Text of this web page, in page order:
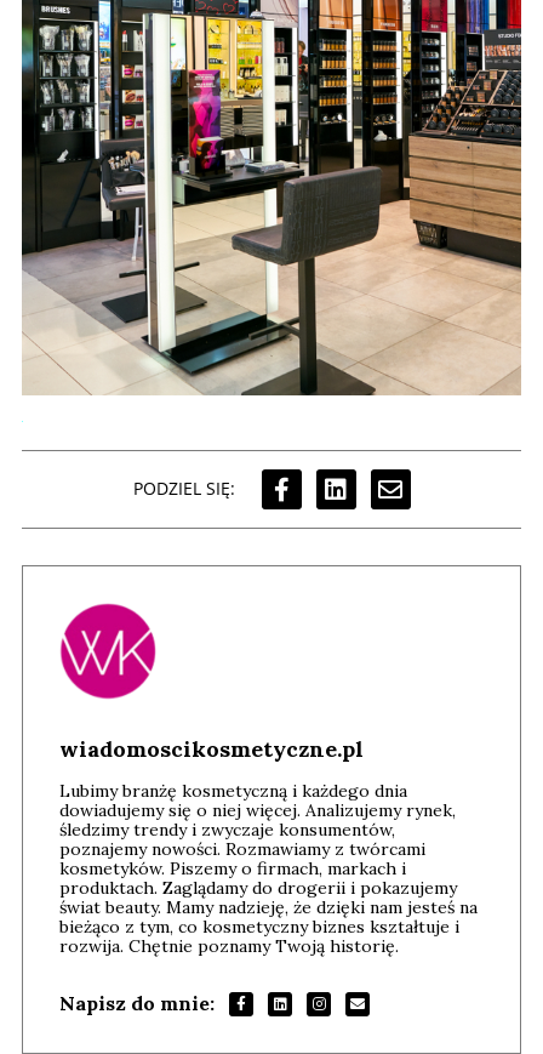
PODZIEL SIĘ:
wiadomoscikosmetyczne.pl
Lubimy branżę kosmetyczną i każdego dnia
dowiadujemy się o niej więcej. Analizujemy rynek,
śledzimy trendy i zwyczaje konsumentów,
poznajemy nowości. Rozmawiamy z twórcami
kosmetyków. Piszemy o firmach, markach i
produktach. Zaglądamy do drogerii i pokazujemy
świat beauty. Mamy nadzieję, że dzięki nam jesteś na
bieżąco z tym, co kosmetyczny biznes kształtuje i
rozwija. Chętnie poznamy Twoją historię.
Napisz do mnie: